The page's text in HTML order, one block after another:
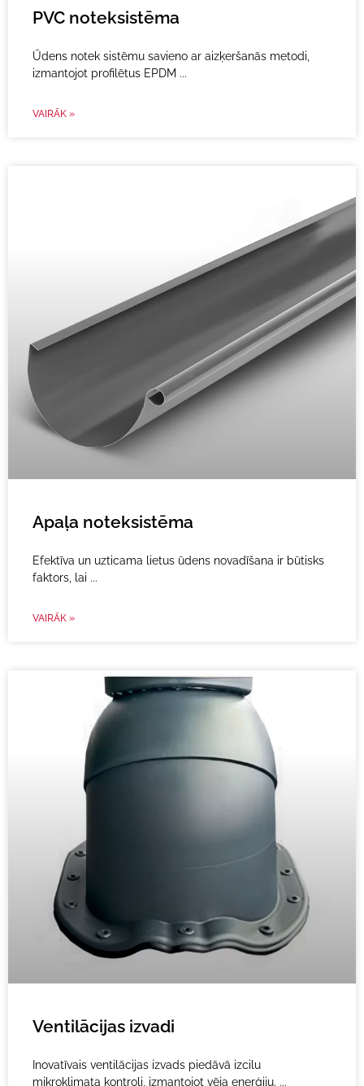
PVC noteksistēma
Ūdens notek sistēmu savieno ar aizķeršanās metodi,
izmantojot profilētus EPDM
VAIRĀK »
Apaļa noteksistēma
Efektīva un uzticama lietus ūdens novadīšana ir būtisks
faktors, lai
VAIRĀK »
Ventilācijas izvadi
Inovatīvais ventilācijas izvads piedāvā izcilu
mikroklimata kontroli, izmantojot vēja enerģiju.